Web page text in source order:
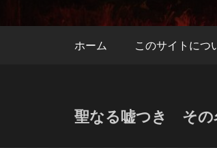
ホーム このサイトにつ
聖なる嘘つき そ